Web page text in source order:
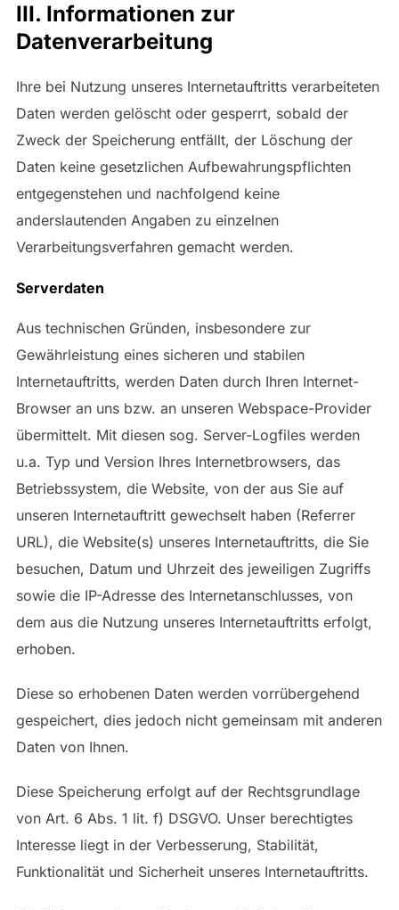
III. Informationen zur
Datenverarbeitung
Ihre bei Nutzung unseres Internetauftritts verarbeiteten
Daten werden gelöscht oder gesperrt, sobald der
Zweck der Speicherung entfällt, der Löschung der
Daten keine gesetzlichen Aufbewahrungspflichten
entgegenstehen und nachfolgend keine
anderslautenden Angaben zu einzelnen
Verarbeitungsverfahren gemacht werden.
Serverdaten
Aus technischen Gründen, insbesondere zur
Gewährleistung eines sicheren und stabilen
Internetauftritts, werden Daten durch Ihren Internet-
Browser an uns bzw. an unseren Webspace-Provider
übermittelt. Mit diesen sog. Server-Logfiles werden
u.a. Typ und Version Ihres Internetbrowsers, das
Betriebssystem, die Website, von der aus Sie auf
unseren Internetauftritt gewechselt haben (Referrer
URL), die Website(s) unseres Internetauftritts, die Sie
besuchen, Datum und Uhrzeit des jeweiligen Zugriffs
sowie die IP-Adresse des Internetanschlusses, von
dem aus die Nutzung unseres Internetauftritts erfolgt,
erhoben.
Diese so erhobenen Daten werden vorrübergehend
gespeichert, dies jedoch nicht gemeinsam mit anderen
Daten von Ihnen.
Diese Speicherung erfolgt auf der Rechtsgrundlage
von Art. 6 Abs. 1 lit. f) DSGVO. Unser berechtigtes
Interesse liegt in der Verbesserung, Stabilität,
Funktionalität und Sicherheit unseres Internetauftritts.